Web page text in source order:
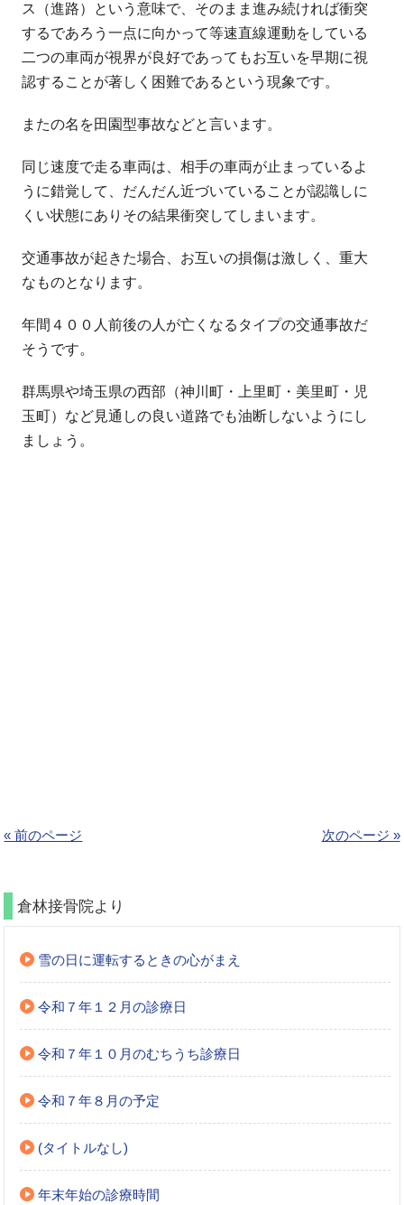
ス（進路）という意味で、そのまま進み続ければ衝突
するであろう一点に向かって等速直線運動をしている
二つの車両が視界が良好であってもお互いを早期に視
認することが著しく困難であるという現象です。
またの名を田園型事故などと言います。
同じ速度で走る車両は、相手の車両が止まっているよ
うに錯覚して、だんだん近づいていることが認識しに
くい状態にありその結果衝突してしまいます。
交通事故が起きた場合、お互いの損傷は激しく、重大
なものとなります。
年間４００人前後の人が亡くなるタイプの交通事故だ
そうです。
群馬県や埼玉県の西部（神川町・上里町・美里町・児
玉町）など見通しの良い道路でも油断しないようにし
ましょう。
« 前のページ 次のページ »
倉林接骨院より
雪の日に運転するときの心がまえ
令和７年１２月の診療日
令和７年１０月のむちうち診療日
令和７年８月の予定
(タイトルなし)
年末年始の診療時間